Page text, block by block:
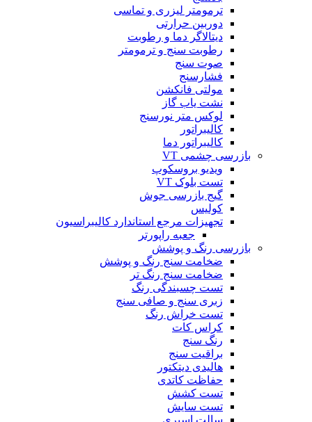
ترمومتر لیزری و تماسی
دوربین حرارتی
دیتالاگر دما و رطوبت
رطوبت سنج و ترمومتر
صوت سنج
فشارسنج
مولتی فانکشن
نشت یاب گاز
لوکس متر نورسنج
کالیبراتور
کالیبراتور دما
بازرسی چشمی VT
ویدیو بروسکوپ
تست بلوک VT
گیج بازرسی جوش
کولیس
تجهیزات مرجع استاندارد کالیبراسیون
جعبه راپورتر
بازرسی رنگ و پوشش
ضخامت سنج رنگ و پوشش
ضخامت سنج رنگ تر
تست چسبندگی رنگ
زبری سنج و صافی سنج
تست خراش رنگ
کراس کات
رنگ سنج
براقیت سنج
هالیدی دیتکتور
حفاظت کاتدی
تست کشش
تست سایش
سالت اسپری